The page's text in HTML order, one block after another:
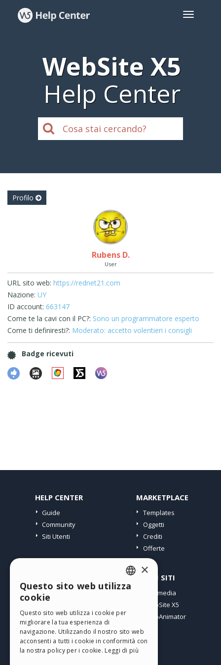
WebSite X5
Help Center
Profilo
Rubens D.
User
URL sito web: https://rednet21.com
Nazione: UY
ID account: 663147
Come te la cavi con il PC?: Sono un programmatore esperto
Come ti definiresti?: Moderato: accetto volentieri i consigli
Badge ricevuti
HELP CENTER
Guide
Community
Siti Utenti
MARKETPLACE
Templates
Oggetti
Crediti
Offerte
I miei post
I miei Download
Spazio Web
I miei Crediti
ALTRI SITI
Incomedia
WebSite X5
WebAnimator
ENGLISH
SPANISH
PORTUGUESE
×
Questo sito web utilizza
cookie
Questo sito web utilizza i cookie per
migliorare la tua esperienza di
navigazione. Utilizzando il nostro sito web
acconsenti a tutti i cookie in conformità con
la nostra policy per i cookie. Leggi di più